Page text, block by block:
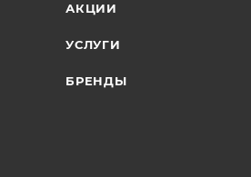
АКЦИИ
УСЛУГИ
БРЕНДЫ